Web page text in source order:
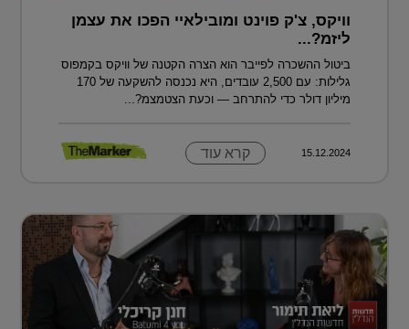
וויקס, צ'ק פוינט ומובילאיי הפכו את עצמן
ליזמ?...
ביטול ההשכרה לפייבר הוא הצרה הקטנה של וויקס בקמפוס
גלילות: עם 2,500 עובדים, היא נכנסה להשקעה של 170
מיליון דולר כדי להתרחב — וכעת הצטמצמ?...
15.12.2024 קרא עוד